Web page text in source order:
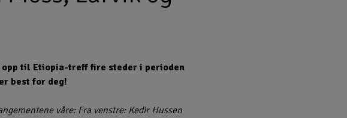
til Etiopia-treff fire steder i perioden
best for deg!
våre: Fra venstre: Kedir Hussen